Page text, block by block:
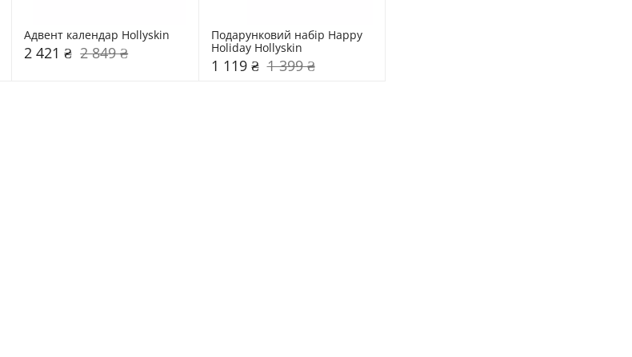
Адвент календар Hollyskin
2 421 ₴ 2 849 ₴
Подарунковий набір Happy
Holiday Hollyskin
1 119 ₴ 1 399 ₴